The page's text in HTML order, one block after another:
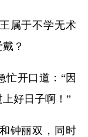
属于不学无术
？
忙开口道：“因
好日子啊！”
钟丽双，同时